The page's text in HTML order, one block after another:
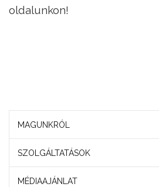
oldalunkon!
MAGUNKRÓL
SZOLGÁLTATÁSOK
MÉDIAAJÁNLAT